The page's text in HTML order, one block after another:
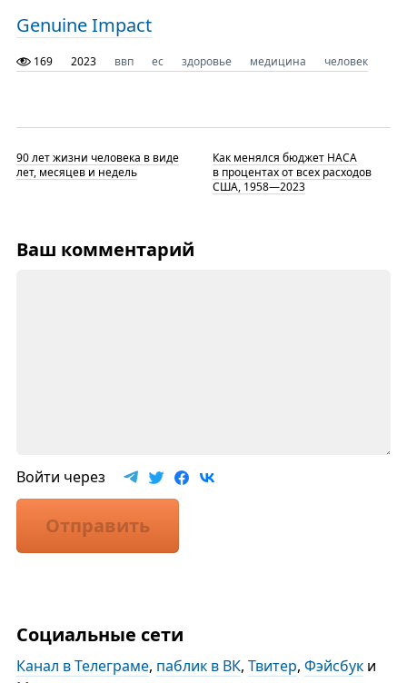
Genuine Impact
169 2023 ввп ес здоровье медицина человек
90 лет жизни человека в виде
лет, месяцев и недель
Как менялся бюджет НАСА
в процентах от всех расходов
США, 1958—2023
Ваш комментарий
Войти через
Отправить
Социальные сети
Канал в Телеграме, паблик в ВК, Твитер, Фэйсбуки